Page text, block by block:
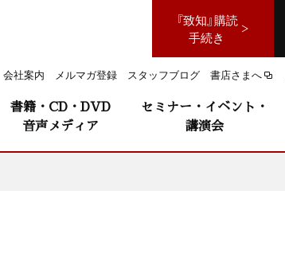
『致知』購読
手続き
会社案内 メルマガ登録 スタッフブログ 書店さまへ
書籍・CD・DVD
音声メディア
セミナー・イベント・
講演会